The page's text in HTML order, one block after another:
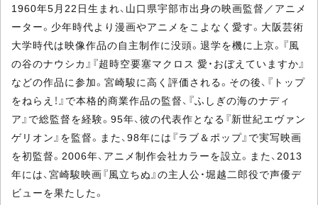
1960年5月22日生まれ、山口県宇部市出身の映画監督／アニメ
ーター。少年時代より漫画やアニメをこよなく愛す。大阪芸術
大学時代は映像作品の自主制作に没頭。退学を機に上京。『風
の谷のナウシカ』『超時空要塞マクロス 愛・おぼえていますか』
などの作品に参加。宮崎駿に高く評価される。その後、『トップ
をねらえ！』で本格的商業作品の監督、『ふしぎの海のナディ
ア』で総監督を経験。95年、彼の代表作となる『新世紀エヴァン
ゲリオン』を監督。また、98年には『ラブ＆ポップ』で実写映画
を初監督。2006年、アニメ制作会社カラーを設立。また、2013
年には、宮崎駿映画『風立ちぬ』の主人公・堀越二郎役で声優デ
ビューを果たした。